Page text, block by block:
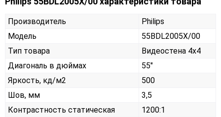
Производитель
Philips
Модель
55BDL2005X/00
Тип товара
Видеостена 4х4
Диагональ в дюймах
55"
Яркость, кд/м2
500
Шов, мм
3,5
Контрастность статическая
1200:1